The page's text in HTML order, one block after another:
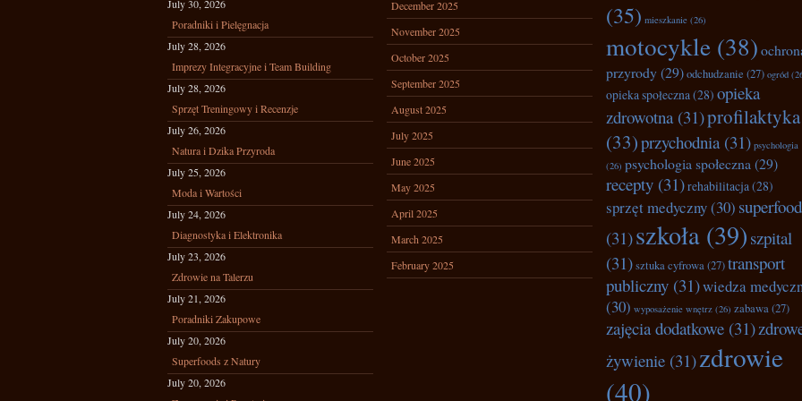
July 30, 2026
Poradniki i Pielęgnacja
July 28, 2026
Imprezy Integracyjne i Team Building
July 28, 2026
Sprzęt Treningowy i Recenzje
July 26, 2026
Natura i Dzika Przyroda
July 25, 2026
Moda i Wartości
July 24, 2026
Diagnostyka i Elektronika
July 23, 2026
Zdrowie na Talerzu
July 21, 2026
Poradniki Zakupowe
July 20, 2026
Superfoods z Natury
July 20, 2026
December 2025
November 2025
October 2025
September 2025
August 2025
July 2025
June 2025
May 2025
April 2025
March 2025
February 2025
(35) mieszkanie (26)
motocykle (38)
przyrody(29)odchudzanie (27) ogród
opieka społeczna(28) opieka
zdrowotna(31)profilaktyka
(33)przychodnia(31) psychologia
(26) psychologia społeczna (29)
recepty (31)rehabilitacja(28)
sprzęt medyczny(30)
(31)szkoła (39) szpital
(31)sztuka cyfrowa(27)transport
publiczny (31)wiedza
(30) wyposażenie wnętrz (26) zabawa(27)
zajęcia dodatkowe (31)
żywienie (31)zdrowie
(40)